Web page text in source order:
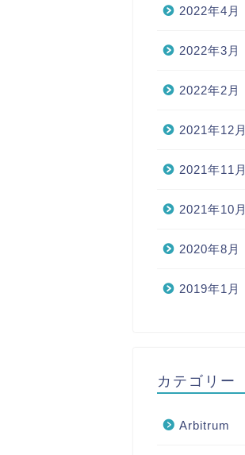
2022年4月
2022年3月
2022年2月
2021年12月
2021年11月
2021年10月
2020年8月
2019年1月
カテゴリー
Arbitrum